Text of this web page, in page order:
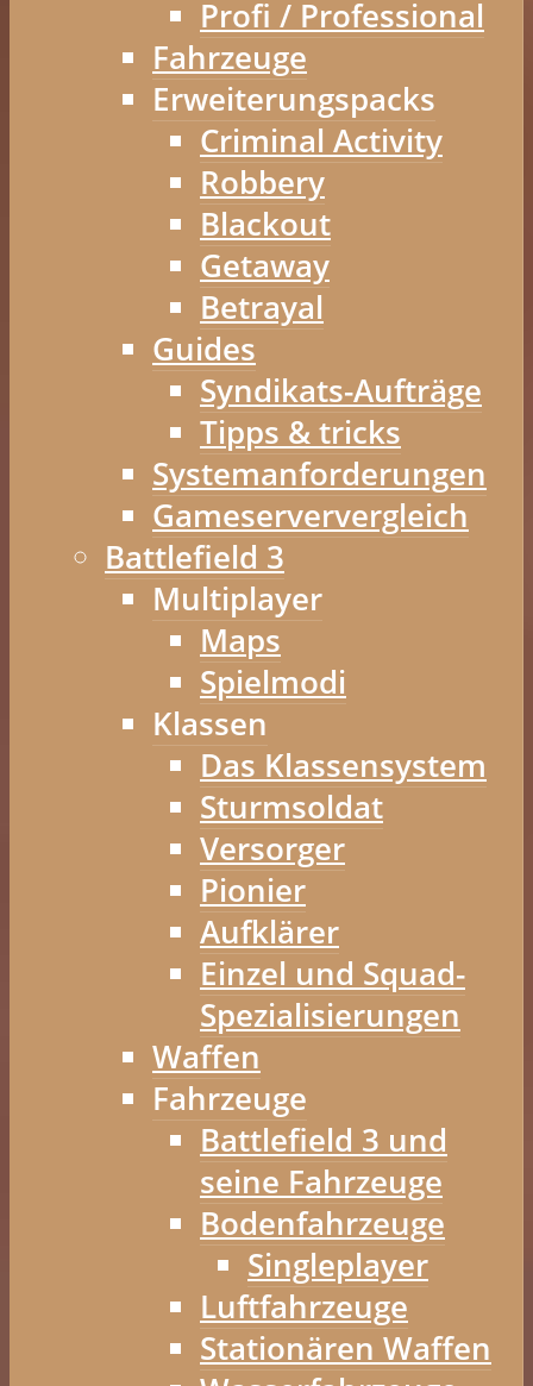
Profi / Professional
Fahrzeuge
Erweiterungspacks
Criminal Activity
Robbery
Blackout
Getaway
Betrayal
Guides
Syndikats-Aufträge
Tipps & tricks
Systemanforderungen
Gameserververgleich
Battlefield 3
Multiplayer
Maps
Spielmodi
Klassen
Das Klassensystem
Sturmsoldat
Versorger
Pionier
Aufklärer
Einzel und Squad-
Spezialisierungen
Waffen
Fahrzeuge
Battlefield 3 und
seine Fahrzeuge
Bodenfahrzeuge
Singleplayer
Luftfahrzeuge
Stationären Waffen